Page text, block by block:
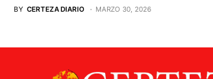
BY CERTEZA DIARIO MARZO 30, 2026